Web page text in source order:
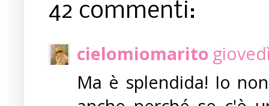
42 commenti:
cielomiomarito
Ma è splendida! Io